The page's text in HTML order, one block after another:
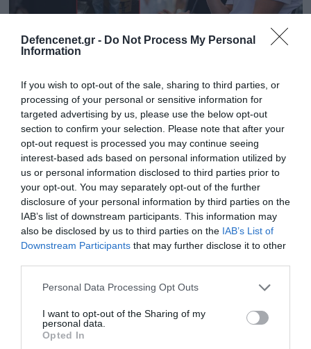
Defencenet.gr - Do Not Process My Personal
Information
If you wish to opt-out of the sale, sharing to third parties, or
processing of your personal or sensitive information for
targeted advertising by us, please use the below opt-out
section to confirm your selection. Please note that after your
opt-out request is processed you may continue seeing
interest-based ads based on personal information utilized by
us or personal information disclosed to third parties prior to
your opt-out. You may separately opt-out of the further
disclosure of your personal information by third parties on the
IAB’s list of downstream participants. This information may
also be disclosed by us to third parties on the IAB’s List of
Downstream Participants that may further disclose it to other
Please note that this website/app uses one or more Google
not limited to your visit or usage behaviour. You may click to
grant or deny consent to Google and its third-party tags to
use your data for below specified purposes in below Google
Personal Data Processing Opt Outs
I want to opt-out of the Sharing of my
personal data.
Opted In
Τ.Κερκ: Ο 22χρονος Τάιλερ Ρόμπινσον είναι
ο δολοφόνος – Τον κατέδωσε στις Αρχές ο
πατέρας του…
Τη σύλληψη του δράστη είχε κάνει γνωστή νωρίτερα
ο Ν.Τραμπ